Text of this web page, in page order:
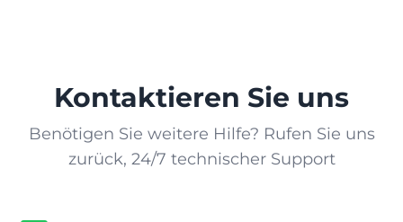
Kontaktieren Sie uns
Benötigen Sie weitere Hilfe? Rufen Sie uns
zurück, 24/7 technischer Support